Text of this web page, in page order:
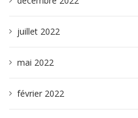
juillet 2022
mai 2022
février 2022